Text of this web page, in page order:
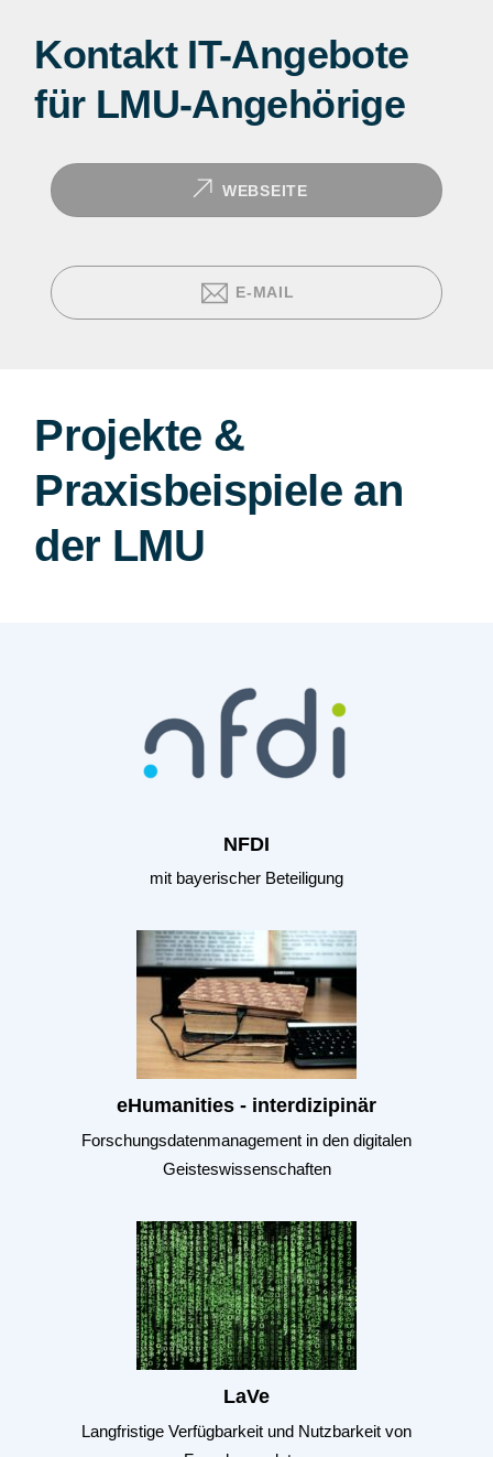
Kontakt IT-Angebote
für LMU-Angehörige
WEBSEITE
E-MAIL
Projekte &
Praxisbeispiele an
der LMU
NFDI
mit bayerischer Beteiligung
eHumanities - interdizipinär
Forschungsdatenmanagement in den digitalen
Geisteswissenschaften
LaVe
Langfristige Verfügbarkeit und Nutzbarkeit von